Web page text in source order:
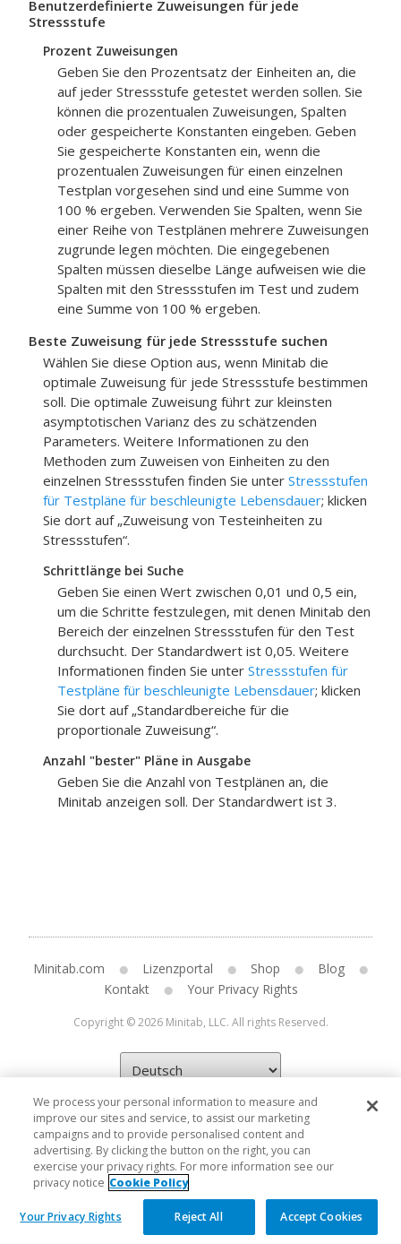
Benutzerdefinierte Zuweisungen für jede
Stressstufe
Prozent Zuweisungen
Geben Sie den Prozentsatz der Einheiten an, die
auf jeder Stressstufe getestet werden sollen. Sie
können die prozentualen Zuweisungen, Spalten
oder gespeicherte Konstanten eingeben. Geben
Sie gespeicherte Konstanten ein, wenn die
prozentualen Zuweisungen für einen einzelnen
Testplan vorgesehen sind und eine Summe von
100 % ergeben. Verwenden Sie Spalten, wenn Sie
einer Reihe von Testplänen mehrere Zuweisungen
zugrunde legen möchten. Die eingegebenen
Spalten müssen dieselbe Länge aufweisen wie die
Spalten mit den Stressstufen im Test und zudem
eine Summe von 100 % ergeben.
Beste Zuweisung für jede Stressstufe suchen
Wählen Sie diese Option aus, wenn Minitab die
optimale Zuweisung für jede Stressstufe bestimmen
soll. Die optimale Zuweisung führt zur kleinsten
asymptotischen Varianz des zu schätzenden
Parameters. Weitere Informationen zu den
Methoden zum Zuweisen von Einheiten zu den
einzelnen Stressstufen finden Sie unter Stressstufen
für Testpläne für beschleunigte Lebensdauer; klicken
Sie dort auf „Zuweisung von Testeinheiten zu
Stressstufen“.
Schrittlänge bei Suche
Geben Sie einen Wert zwischen 0,01 und 0,5 ein,
um die Schritte festzulegen, mit denen Minitab den
Bereich der einzelnen Stressstufen für den Test
durchsucht. Der Standardwert ist 0,05. Weitere
Informationen finden Sie unter Stressstufen für
Testpläne für beschleunigte Lebensdauer; klicken
Sie dort auf „Standardbereiche für die
proportionale Zuweisung“.
Anzahl "bester" Pläne in Ausgabe
Geben Sie die Anzahl von Testplänen an, die
Minitab anzeigen soll. Der Standardwert ist 3.
Minitab.com Lizenzportal Shop
Blog
Kontakt
Your Privacy Rights
Copyright © 2026 Minitab, LLC. All rights Reserved.
We process your personal information to measure and
improve our sites and service, to assist our marketing
campaigns and to provide personalised content and
advertising. By clicking the button on the right, you can
exercise your privacy rights. For more information see our
privacy notice Cookie Policy
Your Privacy Rights Reject All Accept Cookies